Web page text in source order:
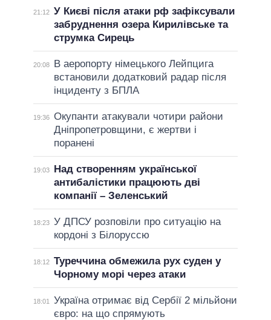
21:12 У Києві після атаки рф зафіксували
забруднення озера Кирилівське та
струмка Сирець
20:08
В аеропорту німецького Лейпцига
встановили додатковий радар після
інциденту з БПЛА
19:36 Окупанти атакували чотири райони
Дніпропетровщини, є жертви і
поранені
19:03
Над створенням української
антибалістики працюють дві
компанії – Зеленський
18:23 У ДПСУ розповіли про ситуацію на
кордоні з Білоруссю
18:12 Туреччина обмежила рух суден у
Чорному морі через атаки
18:01
Україна отримає від Сербії 2 мільйони
євро: на що спрямують